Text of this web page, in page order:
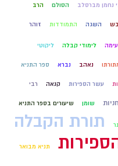
נחמן מברסלב הסולם הרב
השגה התמודדות זוהר
לימודי קבלה ליקוטי
נאהב נברא ספר התניא
עשר הספירות קנאה רבי
שומן שיעורים בספר התניא
תורת הקבלה
תניא מבואר